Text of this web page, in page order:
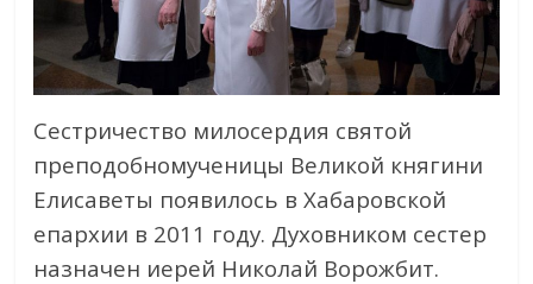
Сестричество милосердия святой
преподобномученицы Великой княгини
Елисаветы появилось в Хабаровской
епархии в 2011 году. Духовником сестер
назначен иерей Николай Ворожбит.